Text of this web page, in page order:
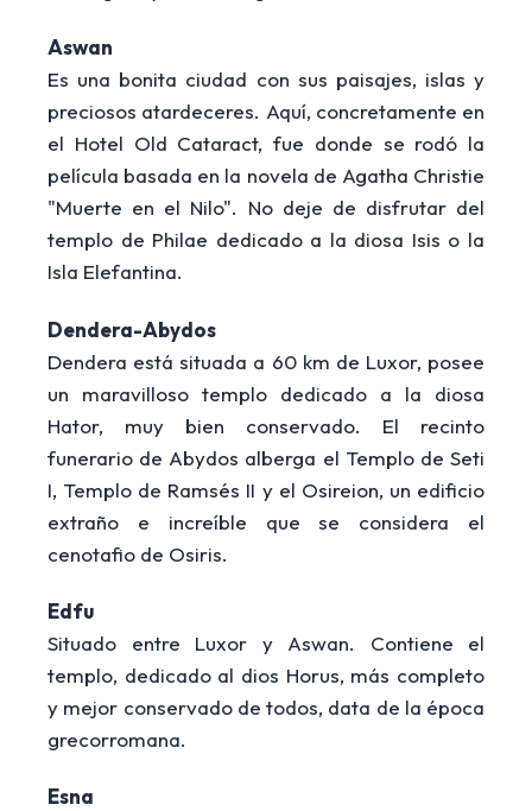
Aswan
Es una bonita ciudad con sus paisajes, islas y
preciosos atardeceres. Aquí, concretamente en
el Hotel Old Cataract, fue donde se rodó la
película basada en la novela de Agatha Christie
"Muerte en el Nilo". No deje de disfrutar del
templo de Philae dedicado a la diosa Isis o la
Isla Elefantina.
Dendera-Abydos
Dendera está situada a 60 km de Luxor, posee
un maravilloso templo dedicado a la diosa
Hator, muy bien conservado. El recinto
funerario de Abydos alberga el Templo de Seti
I, Templo de Ramsés II y el Osireion, un edificio
extraño e increíble que se considera el
cenotafio de Osiris.
Edfu
Situado entre Luxor y Aswan. Contiene el
templo, dedicado al dios Horus, más completo
y mejor conservado de todos, data de la época
grecorromana.
Esna